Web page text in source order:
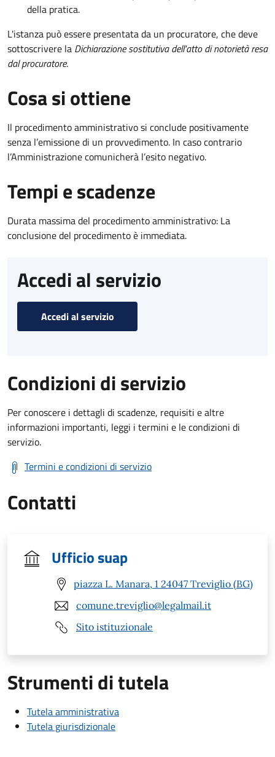
della pratica.
L'istanza può essere presentata da un procuratore, che deve
sottoscrivere la Dichiarazione sostitutiva dell'atto di notorietà resa
dal procuratore.
Cosa si ottiene
Il procedimento amministrativo si conclude positivamente
senza l’emissione di un provvedimento. In caso contrario
l’Amministrazione comunicherà l’esito negativo.
Tempi e scadenze
Durata massima del procedimento amministrativo: La
conclusione del procedimento è immediata.
Accedi al servizio
Accedi al servizio
Condizioni di servizio
Per conoscere i dettagli di scadenze, requisiti e altre
informazioni importanti, leggi i termini e le condizioni di
servizio.
Termini e condizioni di servizio
Contatti
Ufficio suap
piazza L. Manara, 1 24047 Treviglio (BG)
comune.treviglio@legalmail.it
Sito istituzionale
Strumenti di tutela
Tutela amministrativa
Tutela giurisdizionale